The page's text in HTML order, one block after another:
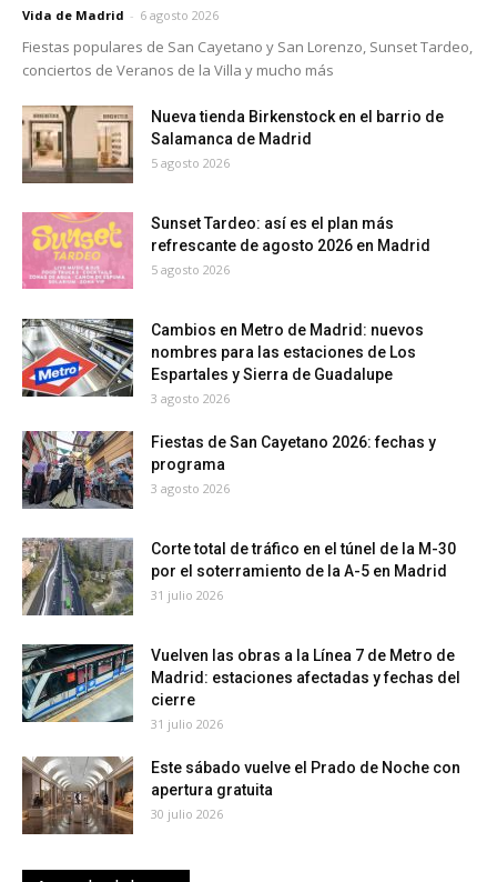
Vida de Madrid - 6 agosto 2026
Fiestas populares de San Cayetano y San Lorenzo, Sunset Tardeo,
conciertos de Veranos de la Villa y mucho más
Nueva tienda Birkenstock en el barrio de
Salamanca de Madrid
5 agosto 2026
Sunset Tardeo: así es el plan más
refrescante de agosto 2026 en Madrid
5 agosto 2026
Cambios en Metro de Madrid: nuevos
nombres para las estaciones de Los
Espartales y Sierra de Guadalupe
3 agosto 2026
Fiestas de San Cayetano 2026: fechas y
programa
3 agosto 2026
Corte total de tráfico en el túnel de la M-30
por el soterramiento de la A-5 en Madrid
31 julio 2026
Vuelven las obras a la Línea 7 de Metro de
Madrid: estaciones afectadas y fechas del
cierre
31 julio 2026
Este sábado vuelve el Prado de Noche con
apertura gratuita
30 julio 2026